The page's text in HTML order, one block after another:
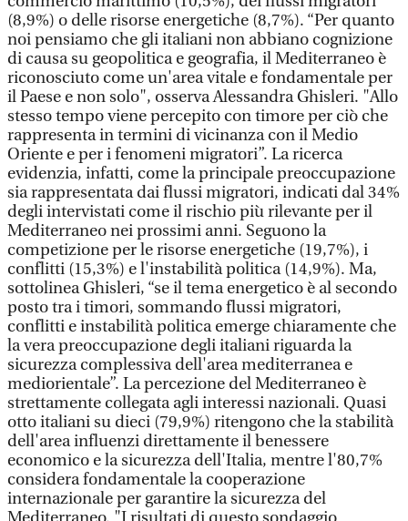
(8,9%) o delle risorse energetiche (8,7%). “Per quanto
noi pensiamo che gli italiani non abbiano cognizione
di causa su geopolitica e geografia, il Mediterraneo è
riconosciuto come un'area vitale e fondamentale per
il Paese e non solo", osserva Alessandra Ghisleri. "Allo
stesso tempo viene percepito con timore per ciò che
rappresenta in termini di vicinanza con il Medio
Oriente e per i fenomeni migratori”. La ricerca
evidenzia, infatti, come la principale preoccupazione
sia rappresentata dai flussi migratori, indicati dal 34%
degli intervistati come il rischio più rilevante per il
Mediterraneo nei prossimi anni. Seguono la
competizione per le risorse energetiche (19,7%), i
conflitti (15,3%) e l'instabilità politica (14,9%). Ma,
sottolinea Ghisleri, “se il tema energetico è al secondo
posto tra i timori, sommando flussi migratori,
conflitti e instabilità politica emerge chiaramente che
la vera preoccupazione degli italiani riguarda la
sicurezza complessiva dell'area mediterranea e
mediorientale”. La percezione del Mediterraneo è
strettamente collegata agli interessi nazionali. Quasi
otto italiani su dieci (79,9%) ritengono che la stabilità
dell'area influenzi direttamente il benessere
economico e la sicurezza dell'Italia, mentre l'80,7%
considera fondamentale la cooperazione
internazionale per garantire la sicurezza del